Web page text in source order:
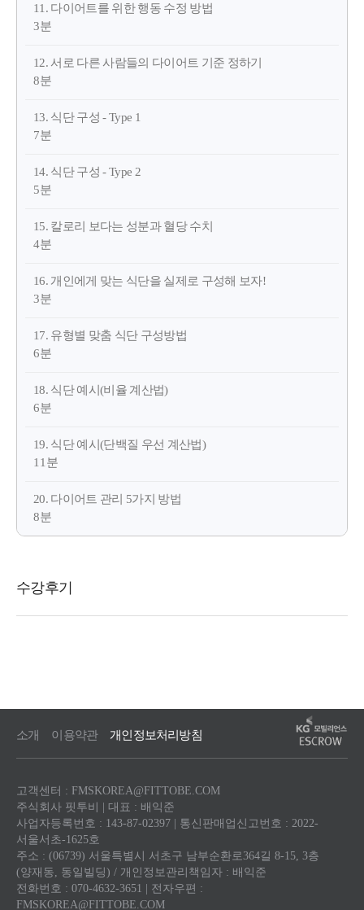
11. 다이어트를 위한 행동 수정 방법
3분
12. 서로 다른 사람들의 다이어트 기준 정하기
8분
13. 식단 구성 - Type 1
7분
14. 식단 구성 - Type 2
5분
15. 칼로리 보다는 성분과 혈당 수치
4분
16. 개인에게 맞는 식단을 실제로 구성해 보자!
3분
17. 유형별 맞춤 식단 구성방법
6분
18. 식단 예시(비율 계산법)
6분
19. 식단 예시(단백질 우선 계산법)
11분
20. 다이어트 관리 5가지 방법
8분
소개 이용약관 개인정보처리방침
고객센터 : FMSKOREA@FITTOBE.COM
주식회사 핏투비 | 대표 : 배익준
사업자등록번호 : 143-87-02397 | 통신판매업신고번호 : 2022-
서울서초-1625호
주소 : (06739) 서울특별시 서초구 남부순환로364길 8-15, 3층
(양재동, 동일빌딩) / 개인정보관리책임자 : 배익준
전화번호 : 070-4632-3651 | 전자우편 :
FMSKOREA@FITTOBE.COM